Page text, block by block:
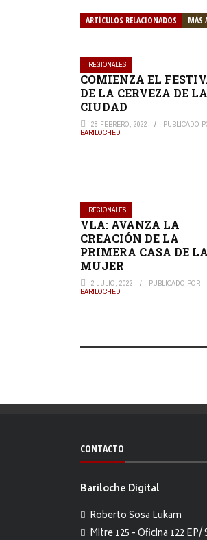
ARTÍCULOS RELACIONADOS MÁS
REGIONALES
COMIENZA EL
DE LA CERVEZA DE LA
CIUDAD
28 FEBRERO, 2022
PUBLICADO
BARILOCHED
REGIONALES
VLA: AVANZA LA
CREACIÓN DE LA
PRIMERA CASA DE LA
MUJER
2 JULIO, 2022
PUBLICADO POR
BARILOCHED
CONTACTO
Bariloche Digital
Roberto Sosa Lukam
Mitre 125 - Oficina 122